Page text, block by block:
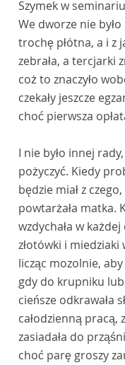
Szymek w
We dworze nie
trochę płótna, a i z
zebrała, a tercjarki
coż to znaczyło
czekały jeszcze
choć pierwsza
I nie było innej
pożyczyć. Kiedy
będzie miał z
powtarżała matka.
wzdychała w
złotówki i miedziaki
licząc mozolnie,
gdy do krupniku
cieńsze odkrawała
całodzienną pracą,
zasiadała do
choć parę groszy